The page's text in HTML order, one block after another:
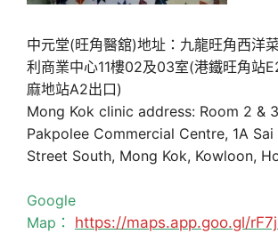
中元堂(旺角醫舘)地址：九龍旺角西洋
利商業中心11樓02及03室(港鐵旺角站
麻地站A2出口)
Mong Kok clinic address: Room 2 &
Pakpolee Commercial Centre, 1A Sai
Street South, Mong Kok, Kowloon,
Google
Map： https://maps.app.goo.gl/